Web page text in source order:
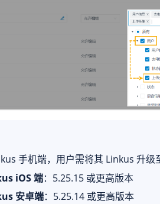
手机端，用户需将其 Linkus 升级
iOS 端： 5.25.15或更高版本
安卓端： 5.25.14或更高版本